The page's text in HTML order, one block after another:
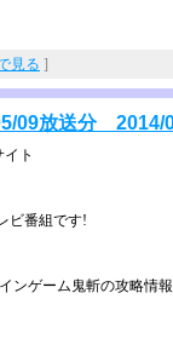
見る ]
09放送分 2014/
ト
ビ番組です!
ンゲーム鬼斬の攻略情